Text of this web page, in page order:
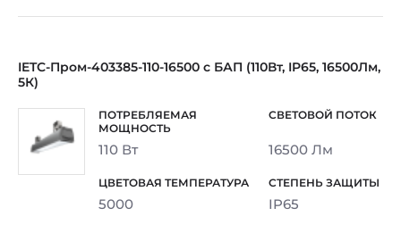
IETC-Пром-403385-110-16500 с БАП (110Вт, IP65, 16500Лм,
5К)
110 Вт 16500 Лм
5000 IP65